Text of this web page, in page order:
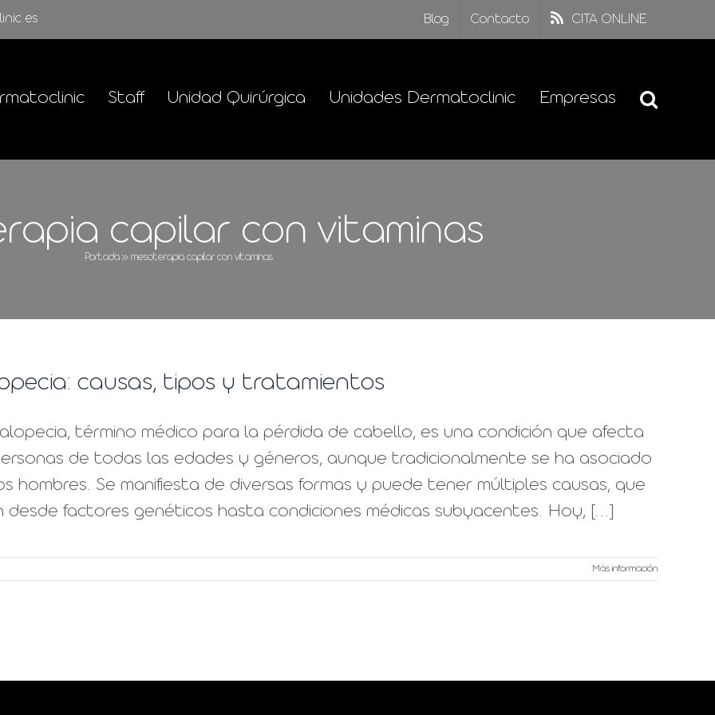
Blog Contacto CITA ONLINE
Staff Unidad Quirúrgica Unidades Dermatoclinic Empresas
capilar con vitaminas
Portada » mesoterapia capilar con vitaminas
causas, tipos y tratamientos
término médico para la pérdida de cabello, es una condición que afecta
de todas las edades y géneros, aunque tradicionalmente se ha asociado
hombres. Se manifiesta de diversas formas y puede tener múltiples causas, que
desde factores genéticos hasta condiciones médicas subyacentes. Hoy, [...]
Más información